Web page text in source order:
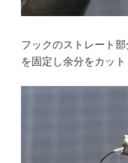
フックのストレート
を固定し余分をカット